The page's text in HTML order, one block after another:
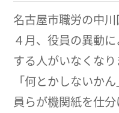
名古屋市職労の中
４月、役員の異動
する人がいなくなり
「何とかしないか
員らが機関紙を仕